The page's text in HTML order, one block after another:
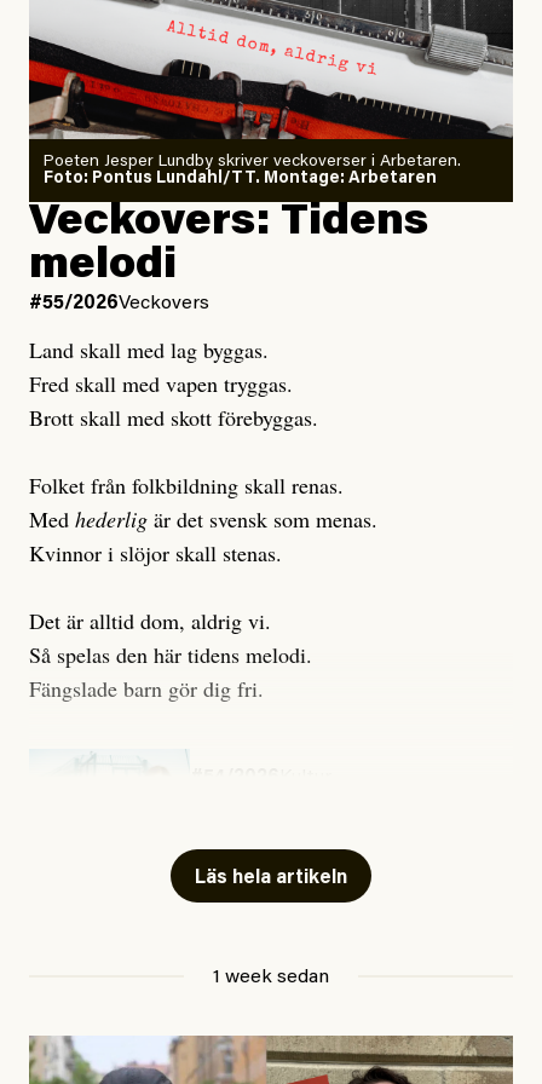
minska
Joel Kellgren
Publicerad3 August, 2026
Uppdaterad3 August, 2026
Poeten Jesper Lundby skriver veckoverser i Arbetaren.
Foto: Pontus Lundahl/TT. Montage: Arbetaren
Veckovers: Tidens
melodi
#55/2026Veckovers
Land skall med lag byggas.
Fred skall med vapen tryggas.
Brott skall med skott förebyggas.
Folket från folkbildning skall renas.
Med hederlig är det svensk som menas.
Kvinnor i slöjor skall stenas.
Det är alltid dom, aldrig vi.
Så spelas den här tidens melodi.
Fängslade barn gör dig fri.
Läs hela artikeln
1 week sedan